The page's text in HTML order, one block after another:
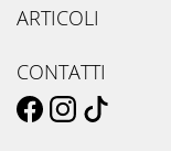
ARTICOLI
CONTATTI